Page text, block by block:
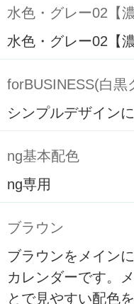
水色・グレー02【濃
水色・グレー02【濃
forBUSINESS(白黒
シンプルデザイン
ng基本配色
ng専用
ブラウン
ブラウンをメイン
カレンダーです。
とで見やすい配色